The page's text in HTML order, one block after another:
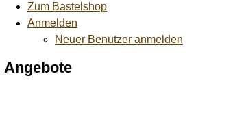
Zum Bastelshop
Anmelden
Neuer Benutzer anmelden
Angebote